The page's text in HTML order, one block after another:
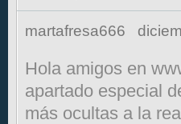
martafresa666
Hola amigos en
apartado especial
más ocultas a la